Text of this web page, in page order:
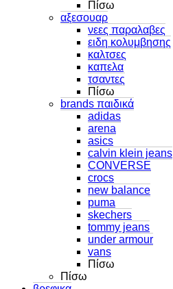
Πίσω
αξεσουαρ
νεες παραλαβες
ειδη κολυμβησης
καλτσες
καπελα
τσαντες
Πίσω
brands παιδικά
adidas
arena
asics
calvin klein jeans
CONVERSE
crocs
new balance
puma
skechers
tommy jeans
under armour
vans
Πίσω
Πίσω